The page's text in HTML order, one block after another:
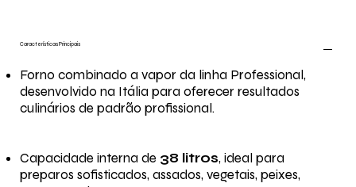
Características Principais
Forno combinado a vapor da linha Professional,
desenvolvido na Itália para oferecer resultados
culinários de padrão profissional.
Capacidade interna de 38 litros, ideal para
preparos sofisticados, assados, vegetais, peixes,